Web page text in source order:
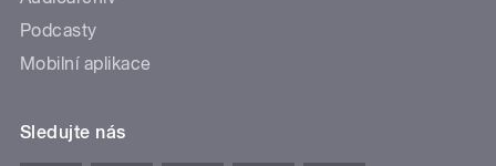
Podcasty
Mobilní aplikace
Sledujte nás